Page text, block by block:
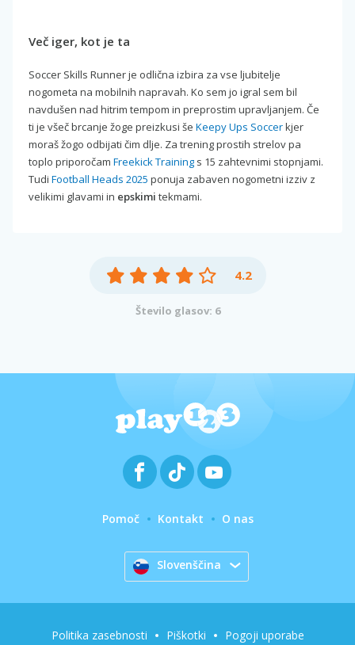
Več iger, kot je ta
Soccer Skills Runner je odlična izbira za vse ljubitelje
nogometa na mobilnih napravah. Ko sem jo igral sem bil
navdušen nad hitrim tempom in preprostim upravljanjem. Če
ti je všeč brcanje žoge preizkusi še Keepy Ups Soccerkjer
moraš žogo odbijati čim dlje. Za trening prostih strelov pa
toplo priporočam Freekick Training s 15 zahtevnimi stopnjami.
Tudi Football Heads 2025 ponuja zabaven nogometni izziv z
velikimi glavami in epskimi tekmami.
4.2
Število glasov: 6
Pomoč Kontakt O nas
Slovenščina
Politika zasebnosti Piškotki Pogoji uporabe